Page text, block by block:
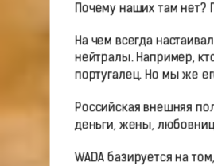
Почему наших там нет?
На чем всегда
нейтралы. Например,
португалец. Но мы же
Российская внешняя
деньги, жены,
WADA базируется на